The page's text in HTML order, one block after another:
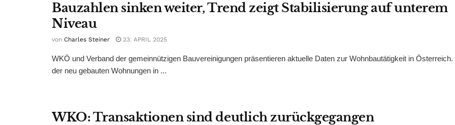
Bauzahlen sinken weiter, Trend zeigt Stabilisierung auf unterem
Niveau
von Charles Steiner 23. APRIL 2025
WKÖ und Verband der gemeinnützigen Bauvereinigungen präsentieren aktuelle Daten zur Wohnbautätigkeit in Österreich.
der neu gebauten Wohnungen in ...
WKO: Transaktionen sind deutlich zurückgegangen